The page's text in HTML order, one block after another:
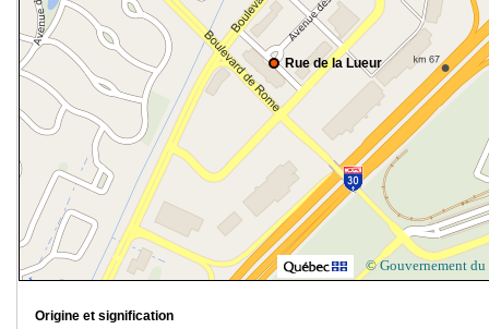
Rue de la Lueur
© Gouvernement du
Origine et signification